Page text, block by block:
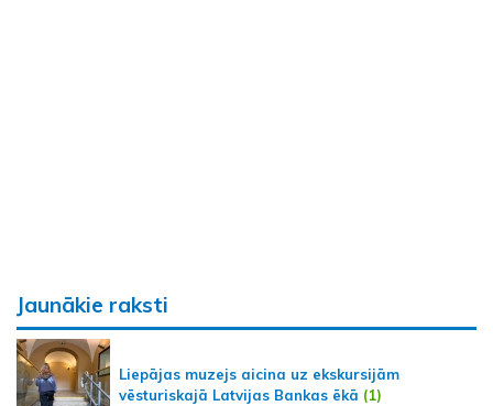
Jaunākie raksti
Liepājas muzejs aicina uz ekskursijām
vēsturiskajā Latvijas Bankas ēkā (1)